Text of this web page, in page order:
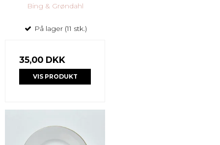
Bing & Grøndahl
På lager (11 stk.)
35,00 DKK
VIS PRODUKT